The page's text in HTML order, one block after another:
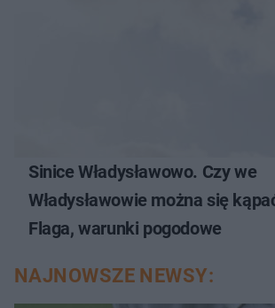
Sinice Władysławowo. Czy we
Władysławowie można się
Flaga, warunki pogodowe
NAJNOWSZE NEWSY: